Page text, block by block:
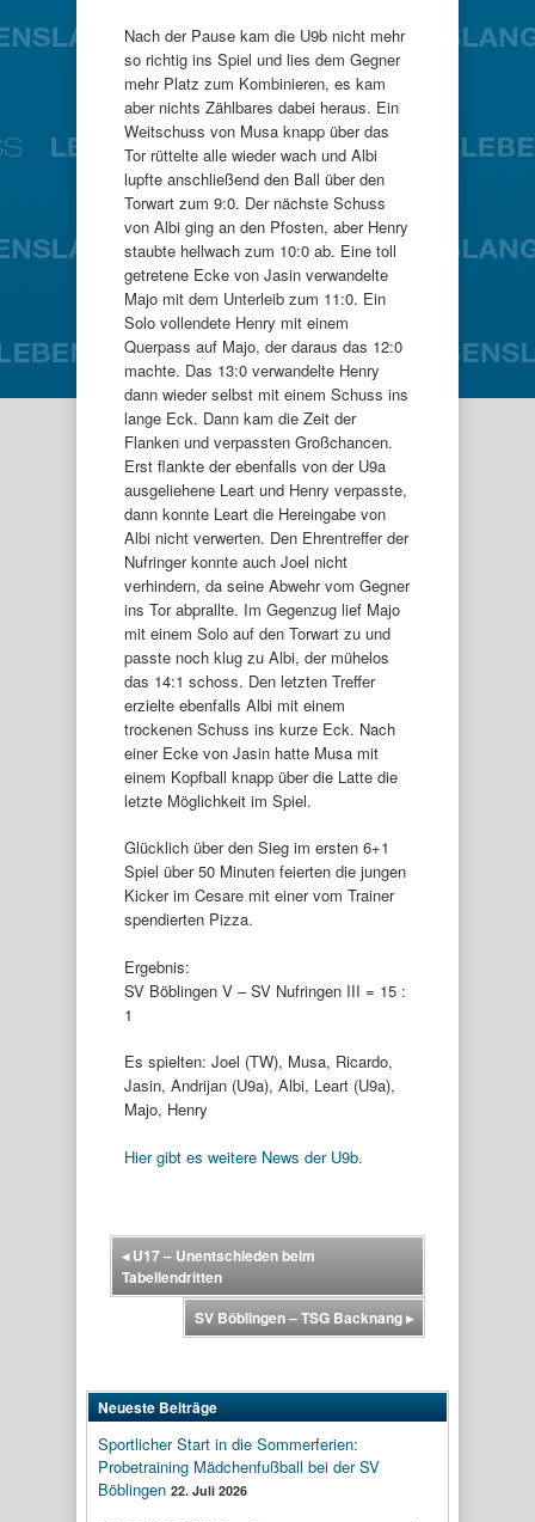
Nach der Pause kam die U9b nicht mehr
so richtig ins Spiel und lies dem Gegner
mehr Platz zum Kombinieren, es kam
aber nichts Zählbares dabei heraus. Ein
Weitschuss von Musa knapp über das
Tor rüttelte alle wieder wach und Albi
lupfte anschließend den Ball über den
Torwart zum 9:0. Der nächste Schuss
von Albi ging an den Pfosten, aber Henry
staubte hellwach zum 10:0 ab. Eine toll
getretene Ecke von Jasin verwandelte
Majo mit dem Unterleib zum 11:0. Ein
Solo vollendete Henry mit einem
Querpass auf Majo, der daraus das 12:0
machte. Das 13:0 verwandelte Henry
dann wieder selbst mit einem Schuss ins
lange Eck. Dann kam die Zeit der
Flanken und verpassten Großchancen.
Erst flankte der ebenfalls von der U9a
ausgeliehene Leart und Henry verpasste,
dann konnte Leart die Hereingabe von
Albi nicht verwerten. Den Ehrentreffer der
Nufringer konnte auch Joel nicht
verhindern, da seine Abwehr vom Gegner
ins Tor abprallte. Im Gegenzug lief Majo
mit einem Solo auf den Torwart zu und
passte noch klug zu Albi, der mühelos
das 14:1 schoss. Den letzten Treffer
erzielte ebenfalls Albi mit einem
trockenen Schuss ins kurze Eck. Nach
einer Ecke von Jasin hatte Musa mit
einem Kopfball knapp über die Latte die
letzte Möglichkeit im Spiel.
Glücklich über den Sieg im ersten 6+1
Spiel über 50 Minuten feierten die jungen
Kicker im Cesare mit einer vom Trainer
spendierten Pizza.
Ergebnis:
SV Böblingen V – SV Nufringen III = 15 :
1
Es spielten: Joel (TW), Musa, Ricardo,
Jasin, Andrijan (U9a), Albi, Leart (U9a),
Majo, Henry
Hier gibt es weitere News der U9b.
◂U17 – Unentschieden beim
Tabellendritten
SV Böblingen – TSG Backnang▸
Neueste Beiträge
Sportlicher Start in die Sommerferien:
Probetraining Mädchenfußball bei der SV
Böblingen 22. Juli 2026